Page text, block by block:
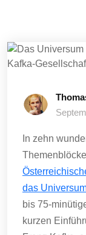
In zehn
das
bis 75-
kurzen